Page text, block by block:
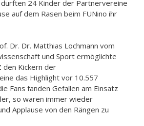
24 Kinder der Partnervereine
auf dem Rasen beim FUNino ihr
Dr. Dr. Matthias Lochmann vom
und Sport ermöglichte
den Kickern der
das Highlight vor 10.557
Fans fanden Gefallen am Einsatz
so waren immer wieder
Applause von den Rängen zu